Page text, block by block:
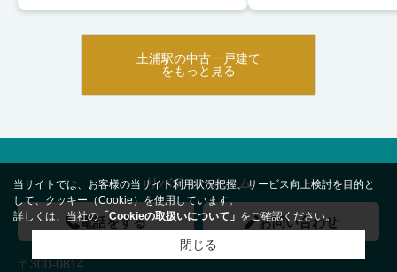
土浦駅の中古一戸建て
をもっと見る
リバティーホーム
電話をする お問い合わせ
〒300-0814
当サイトでは、お客様の当サイト利用状況把握、サービス向上検討を目的と
して、クッキー（Cookie）を使用しています。
詳しくは、当社の「Cookieの取扱いについて」 をご確認ください。
閉じる